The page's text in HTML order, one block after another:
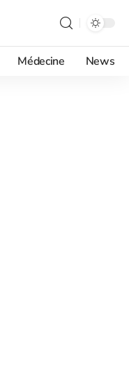
Médecine News